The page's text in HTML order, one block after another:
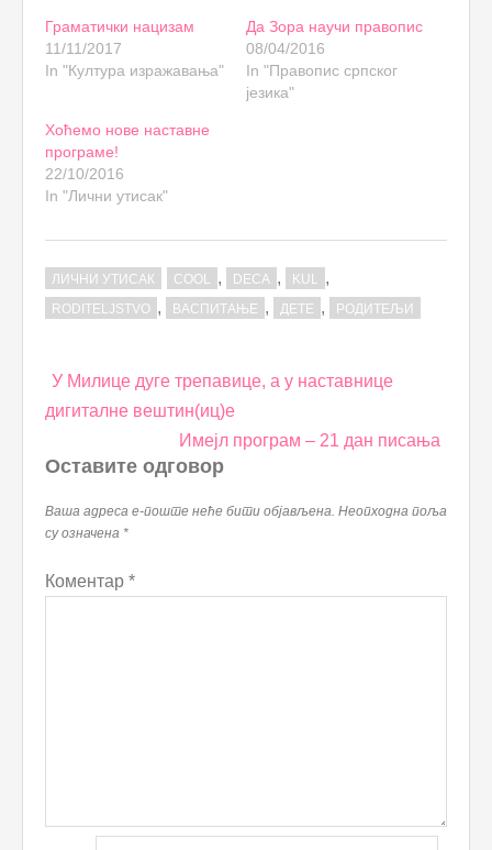
Граматички нацизам
11/11/2017
In "Култура изражавања"
Да Зора научи правопис
08/04/2016
In "Правопис српског
језика"
Хоћемо нове наставне
програме!
22/10/2016
In "Лични утисак"
ЛИЧНИ УТИСАК COOL , DECA , KUL ,
RODITELJSTVO , ВАСПИТАЊЕ , ДЕТЕ , РОДИТЕЉИ
Post
navigation
У Милице дуге трепавице, а у наставнице
дигиталне вештин(иц)е
Имејл програм – 21 дан писања
Оставите одговор
Ваша адреса е-поште неће бити објављена. Неопходна поља
су означена *
Коментар *